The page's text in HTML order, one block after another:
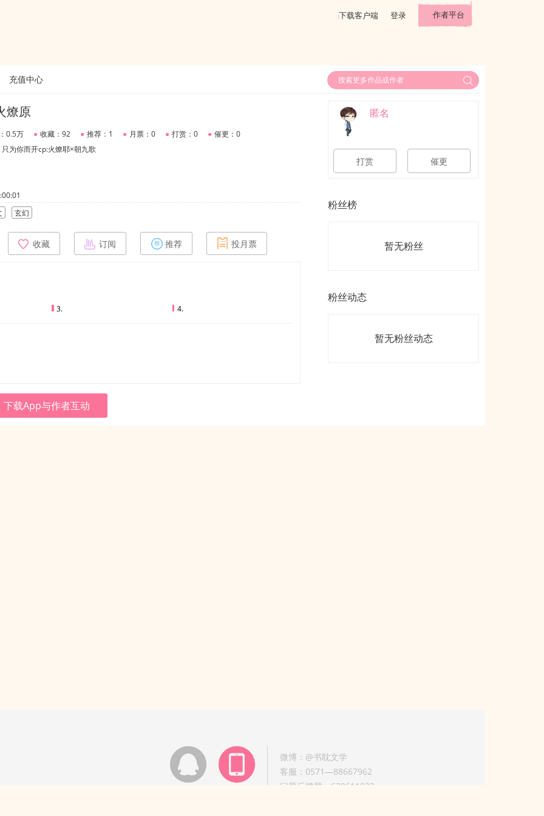
下载客户端 登录 作者平台
充值中心
燎原
0.5万 ● 收藏：92 ● 推荐：1 ● 月票：0 ● 打赏：0 ● 催更：0
为你而开cp:火燎耶×朝九歌
玄幻
收藏 订阅 推荐 投月票
3. 4.
下载App与作者互动
匿名
打赏 催更
粉丝榜
暂无粉丝
粉丝动态
暂无粉丝动态
微博：@书耽文学
客服：0571—88667962
问题反馈群：630611933